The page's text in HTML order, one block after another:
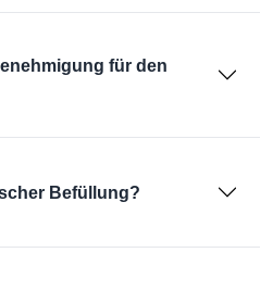
für den
Befüllung?